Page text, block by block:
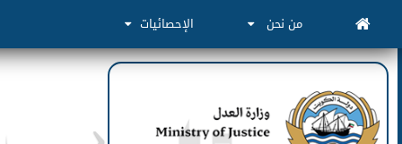
من نحن الإحصائيات